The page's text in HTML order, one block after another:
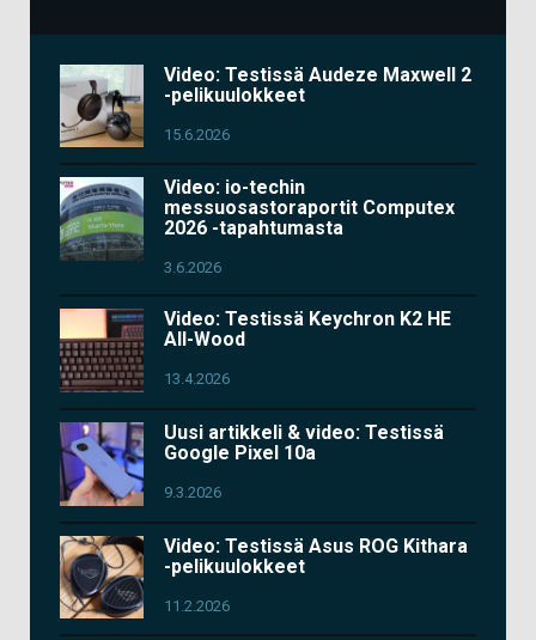
Video: Testissä Audeze Maxwell 2
-pelikuulokkeet
15.6.2026
Video: io-techin
messuosastoraportit Computex
2026 -tapahtumasta
3.6.2026
Video: Testissä Keychron K2 HE
All-Wood
13.4.2026
Uusi artikkeli & video: Testissä
Google Pixel 10a
9.3.2026
Video: Testissä Asus ROG Kithara
-pelikuulokkeet
11.2.2026